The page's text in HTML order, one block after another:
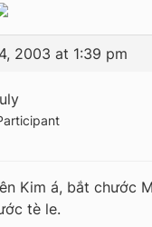
2003 at 1:39 pm
Kim á, bắt chước
tè le.